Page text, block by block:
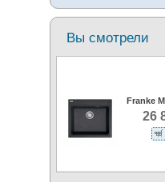
Смесители под
Вы смотрели
Franke
26